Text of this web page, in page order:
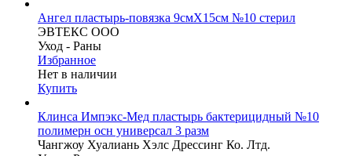
Ангел пластырь-повязка 9смX15см №10 стерил
ЭВТЕКС ООО
Уход - Раны
Избранное
Нет в наличии
Купить
Клинса Импэкс-Мед пластырь бактерицидный №10
полимерн осн универсал 3 разм
Чангжоу Хуалиань Хэлс Дрессинг Ко. Лтд.